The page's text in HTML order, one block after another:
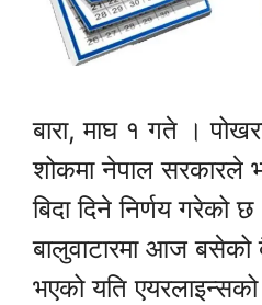
बारा, माघ १ गते ।
शोकमा नेपाल सरकारले
बिदा दिने निर्णय गरेको
बालुवाटारमा आज बसेको
भएको यति